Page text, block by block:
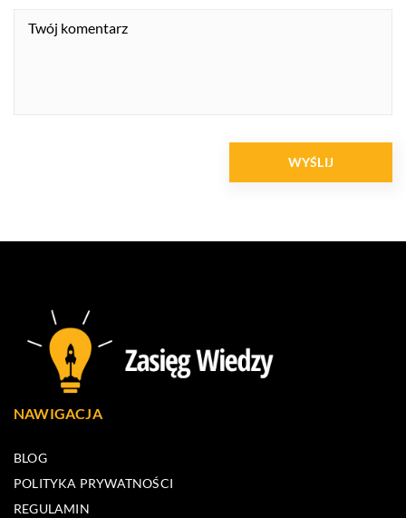
NAWIGACJA
BLOG
POLITYKA PRYWATNOŚCI
REGULAMIN